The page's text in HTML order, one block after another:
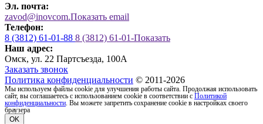
Эл. почта:
zavod@inovcom.Показать email
Телефон:
8 (3812) 61-01-88 8 (3812) 61-01-Показать
Наш адрес:
Омск, ул. 22 Партсъезда, 100А
Заказать звонок
Политика конфиденциальности © 2011-2026
Мы используем файлы cookie для улучшения работы сайта. Продолжая использовать
сайт, вы соглашаетесь с использованием cookie в соответствии с Политикой
конфиденциальности . Вы можете запретить сохранение cookie в настройках своего
браузера
OK